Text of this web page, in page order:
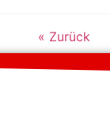
« Zurück